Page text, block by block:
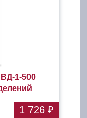
1-500
1 726 ₽